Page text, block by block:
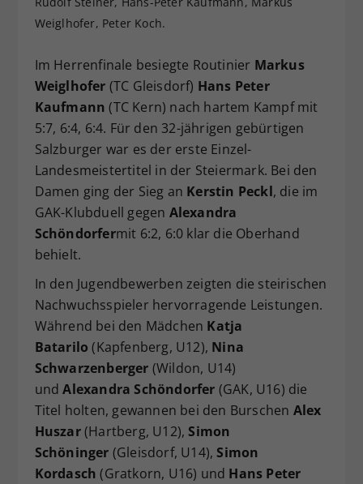
Weiglhofer, Peter Koch.
Im Herrenfinale besiegte Routinier Markus
Weiglhofer (TC Gleisdorf) Hans Peter
Kaufmann(TC Kern) nach hartem Kampf mit
5:7, 6:4, 6:4. Für den 32-jährigen gebürtigen
Salzburger war es der erste Einzel-
Landesmeistertitel in der Steiermark. Bei den
Damen ging der Sieg an Kerstin Peckl, die im
GAK-Klubduell gegen Alexandra
Schöndorfermit 6:2, 6:0 klar die Oberhand
behielt.
In den Jugendbewerben zeigten die steirischen
Nachwuchsspieler hervorragende Leistungen.
Während bei den Mädchen Katja
Batarilo(Kapfenberg, U12), Nina
Schwarzenberger (Wildon, U14)
undAlexandra Schöndorfer (GAK, U16) die
Titel holten, gewannen bei den Burschen Alex
Huszar(Hartberg, U12),Simon
Schöninger (Gleisdorf, U14),Simon
Kordasch(Gratkorn, U16) und Hans Peter
Zweck
Dieser Wert speichert Ihre Consent-
historische Speicherung Ihrer
vorgenommen Einstellungen, falls der
Webseiten-Betreiber dies eingestellt
hat.